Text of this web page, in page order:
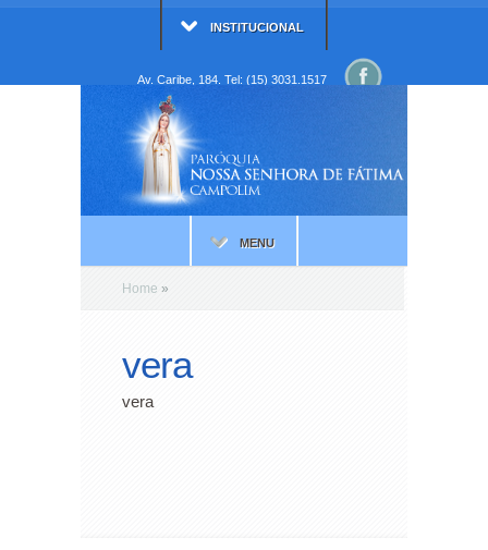
INSTITUCIONAL
Av. Caribe, 184. Tel: (15) 3031.1517
MENU
Home »
vera
vera